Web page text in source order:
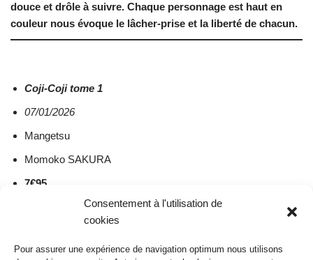
Consentement à l'utilisation de
cookies
Pour assurer une expérience de navigation optimum nous utilisons
douce et drôle à suivre. Chaque personnage est haut en
couleur nous évoque le lâcher-prise et la liberté de chacun.
Coji-Coji tome 1
07/01/2026
Mangetsu
Momoko SAKURA
7€95
Étiquettes: COJI-COJI HUMOUR MARCHEN